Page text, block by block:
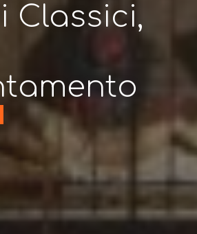
Classici,